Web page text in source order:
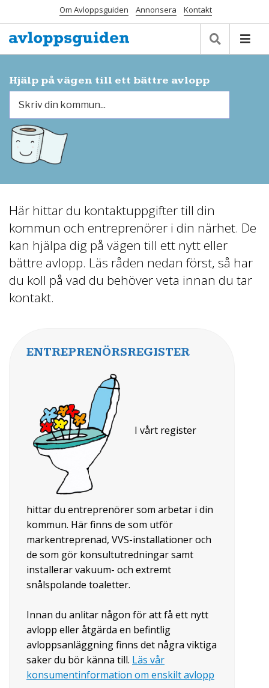
Om Avloppsguiden Annonsera Kontakt
Hjälp på vägen till ett bättre avlopp
Här hittar du kontaktuppgifter till din
kommun och entreprenörer i din närhet. De
kan hjälpa dig på vägen till ett nytt eller
bättre avlopp. Läs råden nedan först, så har
du koll på vad du behöver veta innan du tar
kontakt.
ENTREPRENÖRSREGISTER
I vårt register
hittar du entreprenörer som arbetar i din
kommun. Här finns de som utför
markentreprenad, VVS-installationer och
de som gör konsultutredningar samt
installerar vakuum- och extremt
snålspolande toaletter.
Innan du anlitar någon för att få ett nytt
avlopp eller åtgärda en befintlig
avloppsanläggning finns det några viktiga
saker du bör känna till. Läs vår
konsumentinformation om enskilt avlopp